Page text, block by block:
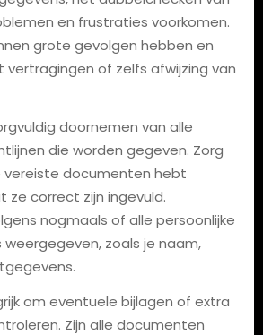
en frustraties voorkomen.
grote gevolgen hebben en
vertragingen of zelfs afwijzing van
doornemen van alle
die worden gegeven. Zorg
vereiste documenten hebt
ze correct zijn ingevuld.
nogmaals of alle persoonlijke
zoals je naam,
om eventuele bijlagen of extra
Zijn alle documenten